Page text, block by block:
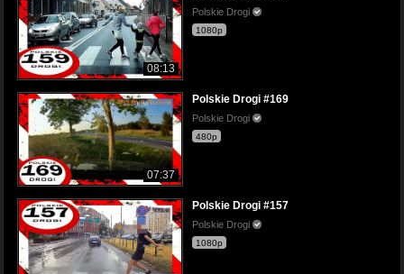
08:13
Polskie Drogi
1080p
07:37
Polskie Drogi #169
Polskie Drogi
480p
Polskie Drogi #157
Polskie Drogi
1080p